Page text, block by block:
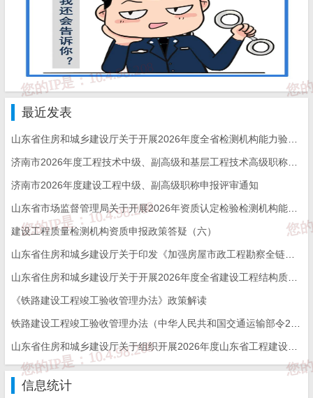
2018RB018 RB/T063-2021
检验检测机构管
要求
19 2018RB055 RB/T064-2021 检验检测机构管
免 责 告 知
片等资料）版权归作者所有，本站仅供大家学习与参考，请
未经作者同意，用作商业用途或匿名转载，产生的一切后果
二、著作权人发现本站有侵害其合法权益的内容或作品，请
在收到相关投诉后，我们会第一时间给予处理；
用正版软件，不得商用；
四、本站的文字及图片资料允许您复制、转载和传播，转载
时请您务必先跟我们联系并注明来源；
五、免责声明方:而立居（2li.xyz）、济南工程（微信公众
号jngc2018）;
最近发表
济南市2026年度建设工程中级、副高级职称申报评审通知
建设工程质量检测机构资质申报政策答疑（六）
《铁路建设工程竣工验收管理办法》政策解读
信息统计